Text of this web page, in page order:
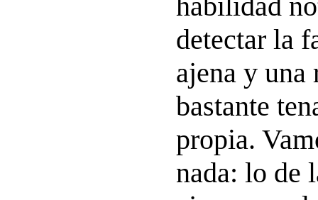
detectar la
ajena y una
bastante
propia.
nada: lo de